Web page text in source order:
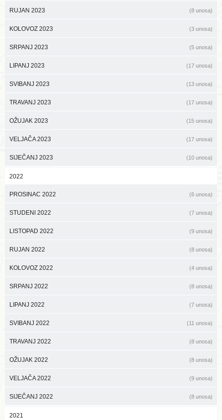
RUJAN 2023 (8 unosa)
KOLOVOZ 2023 (3 unosa)
SRPANJ 2023 (5 unosa)
LIPANJ 2023 (17 unosa)
SVIBANJ 2023 (13 unosa)
TRAVANJ 2023 (17 unosa)
OŽUJAK 2023 (15 unosa)
VELJAČA 2023 (17 unosa)
SIJEČANJ 2023 (10 unosa)
2022
PROSINAC 2022 (6 unosa)
STUDENI 2022 (7 unosa)
LISTOPAD 2022 (9 unosa)
RUJAN 2022 (8 unosa)
KOLOVOZ 2022 (4 unosa)
SRPANJ 2022 (8 unosa)
LIPANJ 2022 (7 unosa)
SVIBANJ 2022 (11 unosa)
TRAVANJ 2022 (8 unosa)
OŽUJAK 2022 (8 unosa)
VELJAČA 2022 (9 unosa)
SIJEČANJ 2022 (8 unosa)
2021